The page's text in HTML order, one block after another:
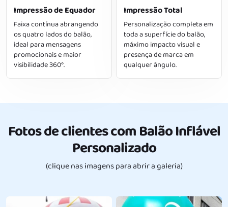
Impressão de Equador
Faixa contínua abrangendo
os quatro lados do balão,
ideal para mensagens
promocionais e maior
visibilidade 360°.
Impressão Total
Personalização completa em
toda a superfície do balão,
máximo impacto visual e
presença de marca em
qualquer ângulo.
Fotos de clientes com Balão Inflável
Personalizado
(clique nas imagens para abrir a galeria)